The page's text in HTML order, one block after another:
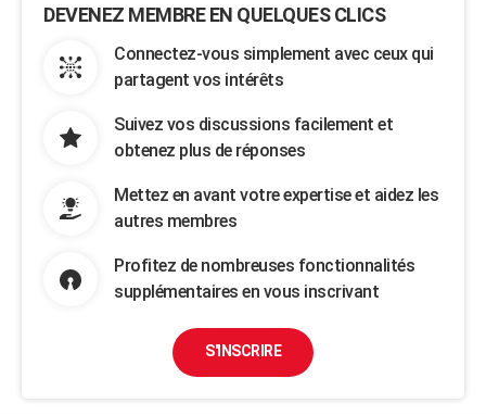
DEVENEZ MEMBRE EN QUELQUES CLICS
Connectez-vous simplement avec ceux qui
partagent vos intérêts
Suivez vos discussions facilement et
obtenez plus de réponses
Mettez en avant votre expertise et aidez les
autres membres
Profitez de nombreuses fonctionnalités
supplémentaires en vous inscrivant
S'INSCRIRE